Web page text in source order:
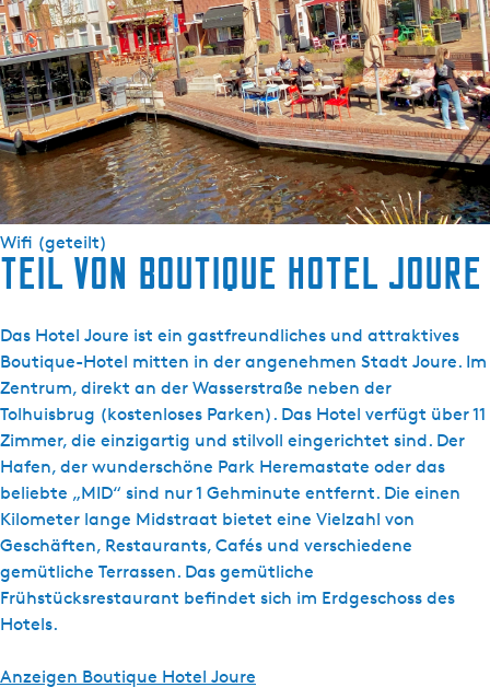
Sanitär
Dusche
Ausrüstung
Kühlschrank ohne Gefrierschrank
Fernsehen
Gemeinsame Einrichtungen
Wifi (geteilt)
Teil von Boutique Hotel Joure
Das Hotel Joure ist ein gastfreundliches und attraktives
Boutique-Hotel mitten in der angenehmen Stadt Joure. Im
Zentrum, direkt an der Wasserstraße neben der
Tolhuisbrug (kostenloses Parken). Das Hotel verfügt über 11
Zimmer, die einzigartig und stilvoll eingerichtet sind. Der
Hafen, der wunderschöne Park Heremastate oder das
beliebte „MID“ sind nur 1 Gehminute entfernt. Die einen
Kilometer lange Midstraat bietet eine Vielzahl von
Geschäften, Restaurants, Cafés und verschiedene
gemütliche Terrassen. Das gemütliche
Frühstücksrestaurant befindet sich im Erdgeschoss des
Hotels.
Anzeigen Boutique Hotel Joure